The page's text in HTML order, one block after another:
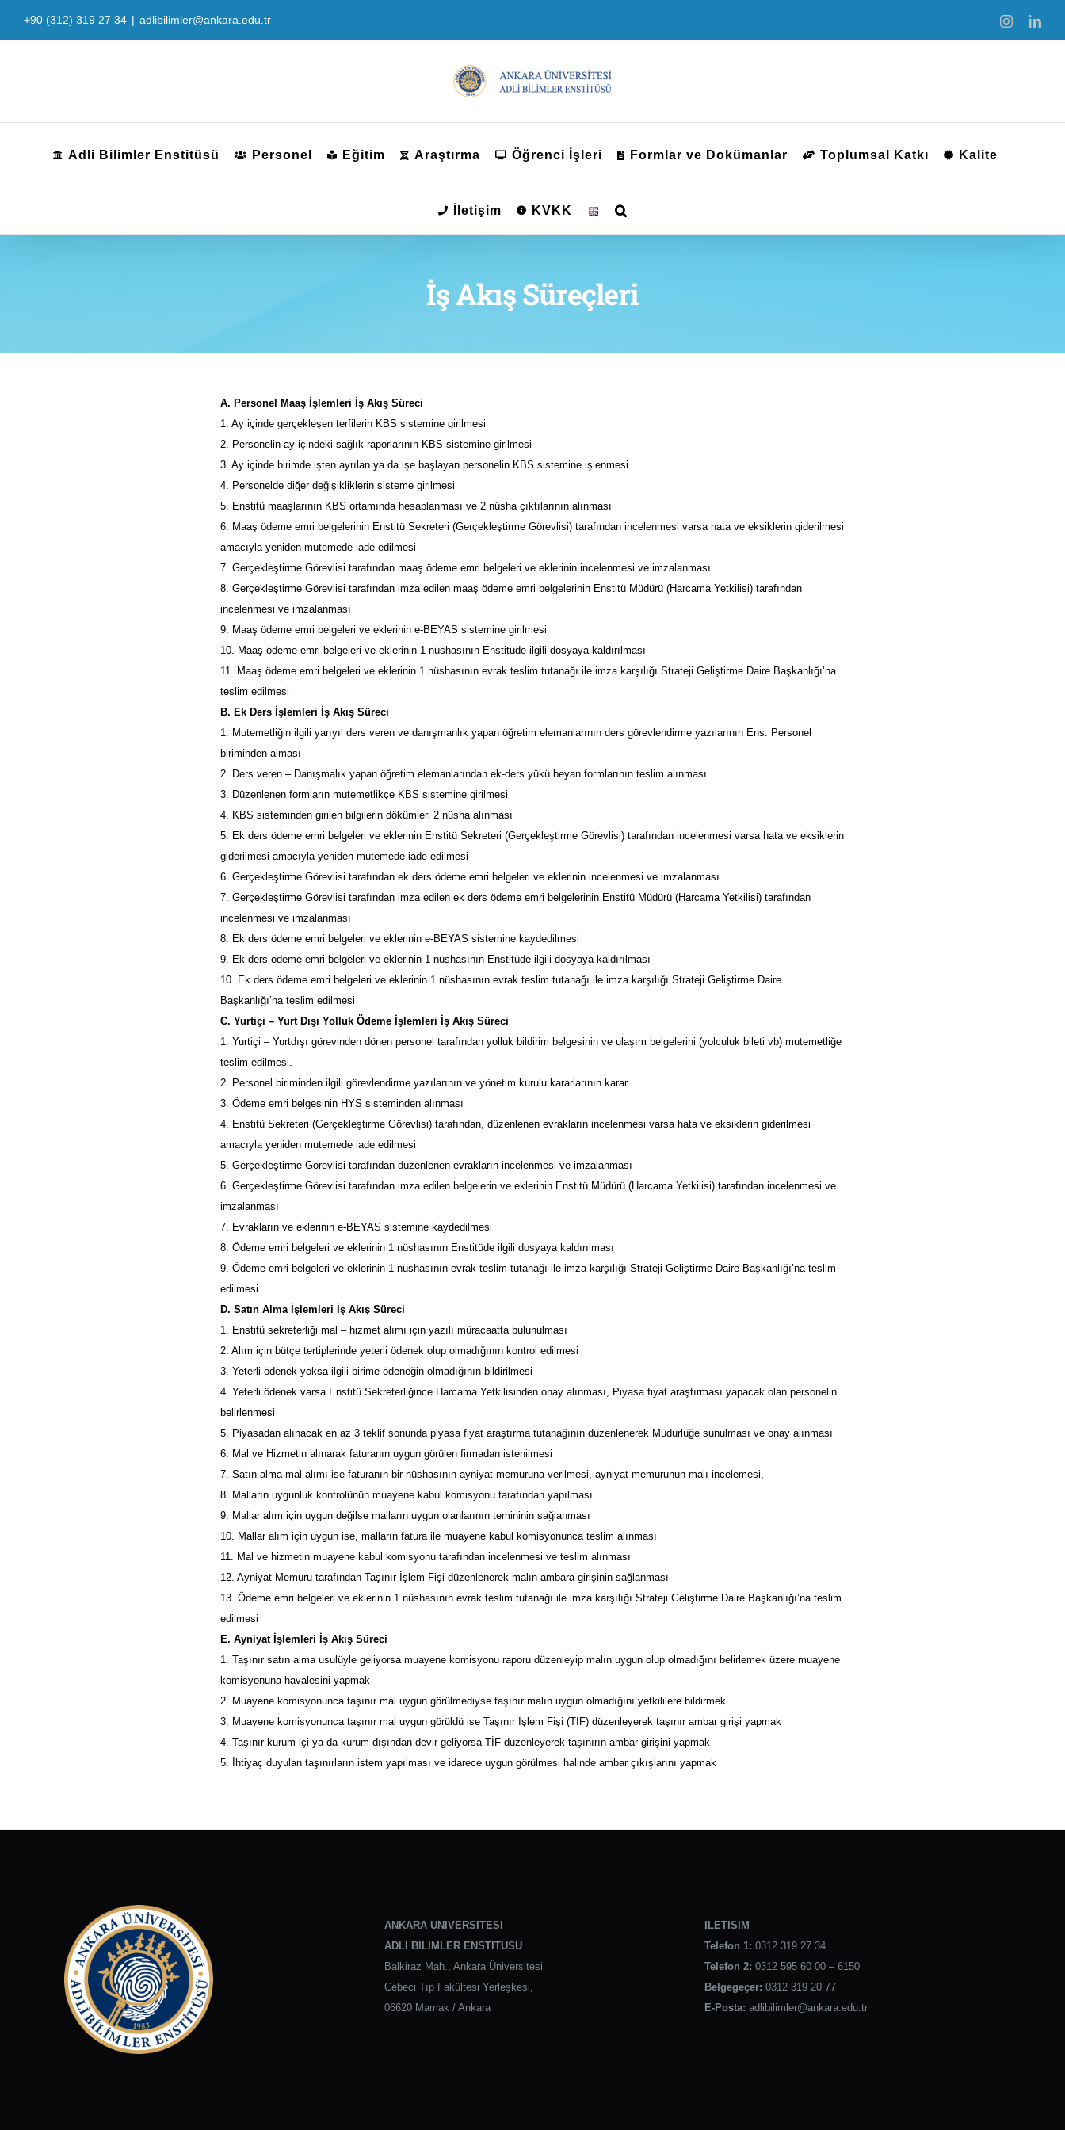
+90 (312) 319 27 34 | adlibilimler@ankara.edu.tr Instagram
Adli Bilimler Enstitüsü Personel Eğitim Araştırma Öğrenci İşleri Formlar ve Dokümanlar Toplumsal Katkı Kalite
İletişim KVKK
İş Akış Süreçleri
A. Personel Maaş İşlemleri İş Akış Süreci
1. Ay içinde gerçekleşen terfilerin KBS sistemine girilmesi
2. Personelin ay içindeki sağlık raporlarının KBS sistemine girilmesi
3. Ay içinde birimde işten ayrılan ya da işe başlayan personelin KBS sistemine işlenmesi
4. Personelde diğer değişikliklerin sisteme girilmesi
5. Enstitü maaşlarının KBS ortamında hesaplanması ve 2 nüsha çıktılarının alınması
6. Maaş ödeme emri belgelerinin Enstitü Sekreteri (Gerçekleştirme Görevlisi) tarafından incelenmesi varsa hata ve eksiklerin giderilmesi
amacıyla yeniden mutemede iade edilmesi
7. Gerçekleştirme Görevlisi tarafından maaş ödeme emri belgeleri ve eklerinin incelenmesi ve imzalanması
8. Gerçekleştirme Görevlisi tarafından imza edilen maaş ödeme emri belgelerinin Enstitü Müdürü (Harcama Yetkilisi) tarafından
incelenmesi ve imzalanması
9. Maaş ödeme emri belgeleri ve eklerinin e-BEYAS sistemine girilmesi
10. Maaş ödeme emri belgeleri ve eklerinin 1 nüshasının Enstitüde ilgili dosyaya kaldırılması
11. Maaş ödeme emri belgeleri ve eklerinin 1 nüshasının evrak teslim tutanağı ile imza karşılığı Strateji Geliştirme Daire Başkanlığı’na
teslim edilmesi
B. Ek Ders İşlemleri İş Akış Süreci
1. Mutemetliğin ilgili yarıyıl ders veren ve danışmanlık yapan öğretim elemanlarının ders görevlendirme yazılarının Ens. Personel
biriminden alması
2. Ders veren – Danışmalık yapan öğretim elemanlarından ek-ders yükü beyan formlarının teslim alınması
3. Düzenlenen formların mutemetlikçe KBS sistemine girilmesi
4. KBS sisteminden girilen bilgilerin dökümleri 2 nüsha alınması
5. Ek ders ödeme emri belgeleri ve eklerinin Enstitü Sekreteri (Gerçekleştirme Görevlisi) tarafından incelenmesi varsa hata ve eksiklerin
giderilmesi amacıyla yeniden mutemede iade edilmesi
6. Gerçekleştirme Görevlisi tarafından ek ders ödeme emri belgeleri ve eklerinin incelenmesi ve imzalanması
7. Gerçekleştirme Görevlisi tarafından imza edilen ek ders ödeme emri belgelerinin Enstitü Müdürü (Harcama Yetkilisi) tarafından
incelenmesi ve imzalanması
8. Ek ders ödeme emri belgeleri ve eklerinin e-BEYAS sistemine kaydedilmesi
9. Ek ders ödeme emri belgeleri ve eklerinin 1 nüshasının Enstitüde ilgili dosyaya kaldırılması
10. Ek ders ödeme emri belgeleri ve eklerinin 1 nüshasının evrak teslim tutanağı ile imza karşılığı Strateji Geliştirme Daire
Başkanlığı’na teslim edilmesi
C. Yurtiçi – Yurt Dışı Yolluk Ödeme İşlemleri İş Akış Süreci
1. Yurtiçi – Yurtdışı görevinden dönen personel tarafından yolluk bildirim belgesinin ve ulaşım belgelerini (yolculuk bileti vb) mutemetliğe
teslim edilmesi.
2. Personel biriminden ilgili görevlendirme yazılarının ve yönetim kurulu kararlarının karar
3. Ödeme emri belgesinin HYS sisteminden alınması
4. Enstitü Sekreteri (Gerçekleştirme Görevlisi) tarafından, düzenlenen evrakların incelenmesi varsa hata ve eksiklerin giderilmesi
amacıyla yeniden mutemede iade edilmesi
5. Gerçekleştirme Görevlisi tarafından düzenlenen evrakların incelenmesi ve imzalanması
6. Gerçekleştirme Görevlisi tarafından imza edilen belgelerin ve eklerinin Enstitü Müdürü (Harcama Yetkilisi) tarafından incelenmesi ve
imzalanması
7. Evrakların ve eklerinin e-BEYAS sistemine kaydedilmesi
8. Ödeme emri belgeleri ve eklerinin 1 nüshasının Enstitüde ilgili dosyaya kaldırılması
9. Ödeme emri belgeleri ve eklerinin 1 nüshasının evrak teslim tutanağı ile imza karşılığı Strateji Geliştirme Daire Başkanlığı’na teslim
edilmesi
D. Satın Alma İşlemleri İş Akış Süreci
1. Enstitü sekreterliği mal – hizmet alımı için yazılı müracaatta bulunulması
2. Alım için bütçe tertiplerinde yeterli ödenek olup olmadığının kontrol edilmesi
3. Yeterli ödenek yoksa ilgili birime ödeneğin olmadığının bildirilmesi
4. Yeterli ödenek varsa Enstitü Sekreterliğince Harcama Yetkilisinden onay alınması, Piyasa fiyat araştırması yapacak olan personelin
belirlenmesi
5. Piyasadan alınacak en az 3 teklif sonunda piyasa fiyat araştırma tutanağının düzenlenerek Müdürlüğe sunulması ve onay alınması
6. Mal ve Hizmetin alınarak faturanın uygun görülen firmadan istenilmesi
7. Satın alma mal alımı ise faturanın bir nüshasının ayniyat memuruna verilmesi, ayniyat memurunun malı incelemesi,
8. Malların uygunluk kontrolünün muayene kabul komisyonu tarafından yapılması
9. Mallar alım için uygun değilse malların uygun olanlarının temininin sağlanması
10. Mallar alım için uygun ise, malların fatura ile muayene kabul komisyonunca teslim alınması
11. Mal ve hizmetin muayene kabul komisyonu tarafından incelenmesi ve teslim alınması
12. Ayniyat Memuru tarafından Taşınır İşlem Fişi düzenlenerek malın ambara girişinin sağlanması
13. Ödeme emri belgeleri ve eklerinin 1 nüshasının evrak teslim tutanağı ile imza karşılığı Strateji Geliştirme Daire Başkanlığı’na teslim
edilmesi
E. Ayniyat İşlemleri İş Akış Süreci
1. Taşınır satın alma usulüyle geliyorsa muayene komisyonu raporu düzenleyip malın uygun olup olmadığını belirlemek üzere muayene
komisyonuna havalesini yapmak
2. Muayene komisyonunca taşınır mal uygun görülmediyse taşınır malın uygun olmadığını yetkililere bildirmek
3. Muayene komisyonunca taşınır mal uygun görüldü ise Taşınır İşlem Fişi (TİF) düzenleyerek taşınır ambar girişi yapmak
4. Taşınır kurum içi ya da kurum dışından devir geliyorsa TİF düzenleyerek taşınırın ambar girişini yapmak
5. İhtiyaç duyulan taşınırların istem yapılması ve idarece uygun görülmesi halinde ambar çıkışlarını yapmak
ANKARA UNIVERSITESI
ADLI BILIMLER ENSTITUSU
Balkiraz Mah., Ankara Üniversitesi
Cebeci Tıp Fakültesi Yerleşkesi,
06620 Mamak / Ankara
ILETISIM
Telefon 1: 0312 319 27 34
Telefon 2: 0312 595 60 00 – 6150
Belgegeçer: 0312 319 20 77
E-Posta: adlibilimler@ankara.edu.tr